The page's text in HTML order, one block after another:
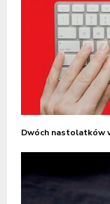
Dwóch nastolatków